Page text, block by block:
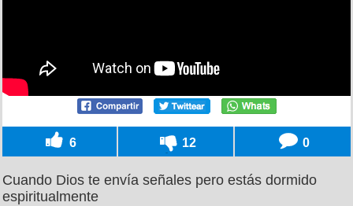
6 12 0
Cuando Dios te envía señales pero estás dormido
espiritualmente